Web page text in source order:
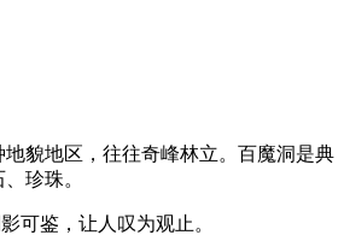
貌地区，往往奇峰林立。百魔洞是典
珍珠。
可鉴，让人叹为观止。